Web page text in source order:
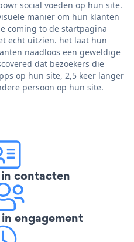
social voeden op hun site.
manier om hun klanten
coming to de startpagina
echt uitzien. het laat hun
naadloos een geweldige
dat bezoekers die
op hun site, 2,5 keer langer
persoon op hun site.
in contacten
in engagement